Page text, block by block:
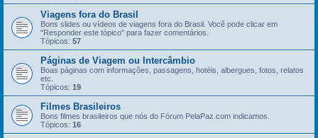
Viagens fora do Brasil
Bons slides ou vídeos de viagens fora do Brasil. Você pode clicar em
"Responder este tópico" para fazer comentários.
Tópicos: 57
Páginas de Viagem ou Intercâmbio
Boas páginas com informações, passagens, hotéis, albergues, fotos, relatos
etc.
Tópicos: 19
Filmes Brasileiros
Bons filmes brasileiros que nós do Fórum PelaPaz.com indicamos.
Tópicos: 16